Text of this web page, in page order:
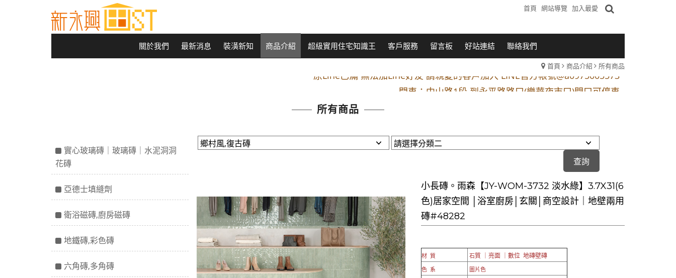
首頁 網站導覽 加入最愛
關於我們 最新消息 裝潢新知 商品介紹 超級實用住宅知識王 客戶服務 留言板 好站連結 聯絡我們
首頁 商品介紹 所有商品
開車：中山路1段 到永平路路口(樂華夜市口)門口可停車
原Line已滿 無法加Line好友 請親愛的客戶加入 LINE官方帳號@a0975005573
捷運： 中和線【頂溪站 2 號出口】往中山路1段139號約10分鐘
原Line已滿 無法加Line好友 請親愛的客戶加入 LINE官方帳號@a0975005573
所有商品
實心玻璃磚｜玻璃磚｜水泥洞洞
花磚
亞德士填縫劑
衛浴磁磚,廚房磁磚
地鐵磚,彩色磚
六角磚,多角磚
小長磚。雨森【JY-WOM-3732 淡水綠】3.7X31(6
色)居家空間 │浴室廚房│玄關│商空設計｜地壁兩用
磚#48282
材 質 石質 ｜亮面 ｜數位 地磚壁磚
色 系 圖片色